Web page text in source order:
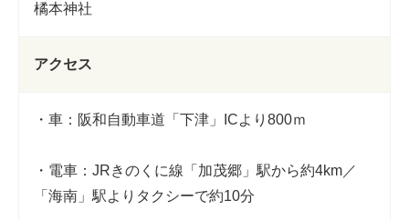
橘本神社
アクセス
・車：阪和自動車道「下津」ICより800ｍ
・電車：JRきのくに線「加茂郷」駅から約4km／
「海南」駅よりタクシーで約10分